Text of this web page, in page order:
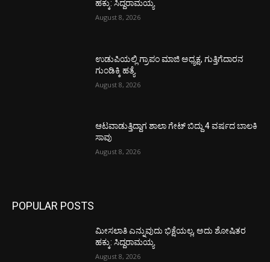
ಹಕ್ಕು: ಸಿದ್ದರಾಮಯ್ಯ
August 8, 2026
ಉಡುಪಿಯಲ್ಲಿ ಗ್ರಾಪಂ ಮಾಜಿ ಅಧ್ಯಕ್ಷ, ಗುತ್ತಿಗೆದಾರನ
ಗುಂಡಿಕ್ಕಿ ಹತ್ಯೆ
August 8, 2026
ಆಟವಾಡುತ್ತಿದ್ದಾಗ ಶಾಲಾ ಗೇಟ್‌ ಬಿದ್ದು 4 ವರ್ಷದ ಬಾಲಕಿ
ಸಾವು
August 8, 2026
POPULAR POSTS
ಮೀಸಲಾತಿ ಎನ್ನುವುದು ಭಿಕ್ಷೆಯಲ್ಲ, ಅದು ಶೋಷಿತರ
ಹಕ್ಕು: ಸಿದ್ದರಾಮಯ್ಯ
August 8, 2026